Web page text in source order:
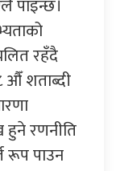
पाइन्छ।
रहँदै
औँ शताब्दी
हुने रणनीति
रूप पाउन